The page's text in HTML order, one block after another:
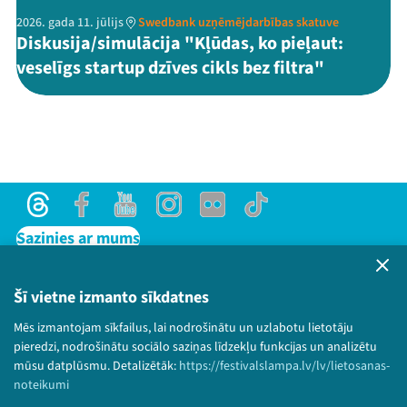
Šī vietne izmanto sīkdatnes
Mēs izmantojam sīkfailus, lai nodrošinātu un uzlabotu lietotāju
pieredzi, nodrošinātu sociālo saziņas līdzekļu funkcijas un analizētu
mūsu datplūsmu. Detalizētāk: https://festivalslampa.lv/lv/lietosanas-
noteikumi
2026. gada 11. jūlijs Swedbank uzņēmējdarbības skatuve
Diskusija/simulācija "Kļūdas, ko pieļaut:
veselīgs startup dzīves cikls bez filtra"
ThreadsFacebookYoutubeInstagram
Flick TikTok
Sazinies ar mums
Lietošanas noteikumi un sīkdatņu politika
Bērnu aizsardzības politika
© 2026 Sarunu festivāls LAMPA Visas tiesības
paturētas.